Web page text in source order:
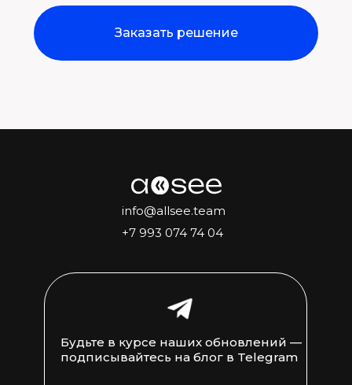
Заказать решение
+7 993 074 74 04
Будьте в курсе наших обновлений —
подписывайтесь на блог в Telegram
info@allsee.team